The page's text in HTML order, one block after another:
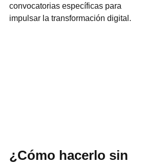
convocatorias específicas para
impulsar la transformación digital.
¿Cómo hacerlo sin